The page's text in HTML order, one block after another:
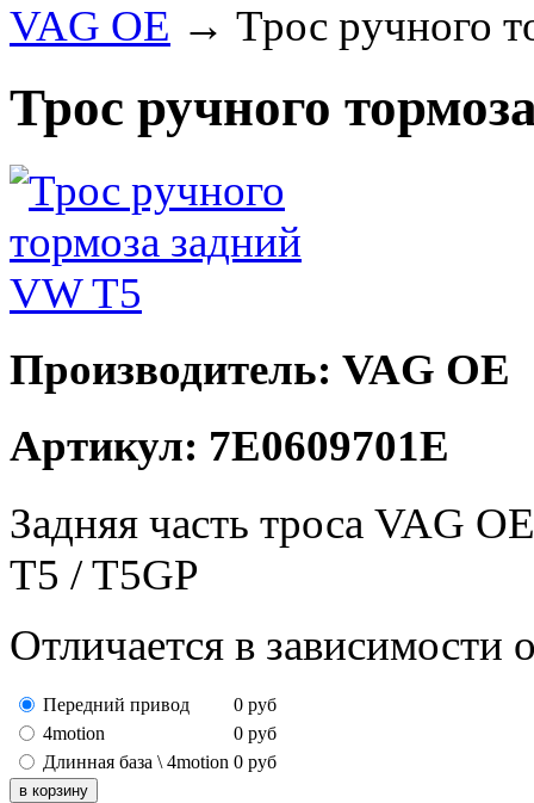
VAG OE → Трос ручного
Трос ручного
Производитель: VAG OE
Артикул: 7E0609701E
Задняя часть троса VAG
T5 / T5GP
Отличается в
Передний привод 0 руб
4motion
0 руб
Длинная база \ 4motion 0 руб